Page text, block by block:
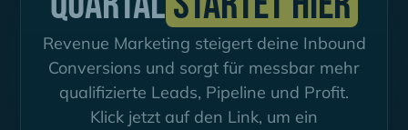
Revenue Marketing steigert deine Inbound
Conversions und sorgt für messbar mehr
qualifizierte Leads, Pipeline und Profit.
Klick jetzt auf den Link, um ein